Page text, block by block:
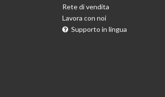
Rete di vendita
Lavora con noi
Supporto in lingua